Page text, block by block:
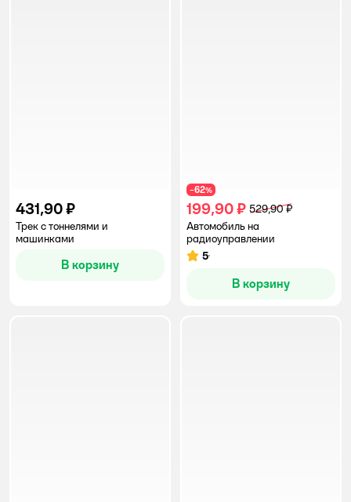
431,90 ₽
Трек с тоннелями и
машинками
В корзину
−62%
199,90 ₽ 529,90 ₽
Автомобиль на
радиоуправлении
Рейтинг:
5
В корзину